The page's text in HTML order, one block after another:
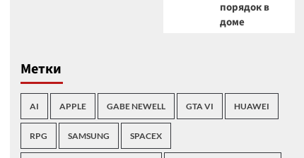
порядок в
доме
Метки
AI APPLE GABE NEWELL GTA VI HUAWEI
RPG SAMSUNG SPACEX